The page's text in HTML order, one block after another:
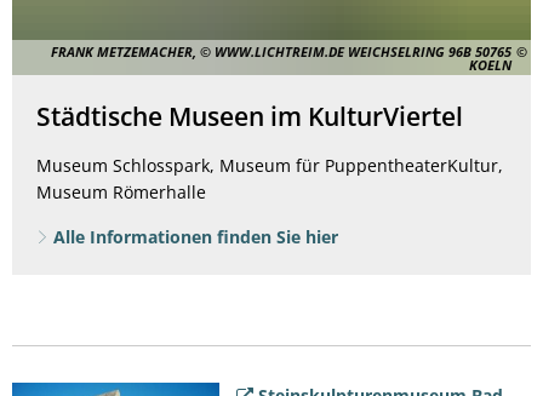
FRANK METZEMACHER, © WWW.LICHTREIM.DE WEICHSELRING 96B 50765
KOELN
Städtische Museen im KulturViertel
Museum Schlosspark, Museum für PuppentheaterKultur,
Museum Römerhalle
Alle Informationen finden Sie hier